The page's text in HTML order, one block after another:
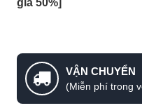
VẬN CHUYỂN
(Miễn phí trong